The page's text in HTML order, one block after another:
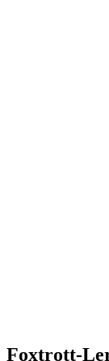
Foxtrott-